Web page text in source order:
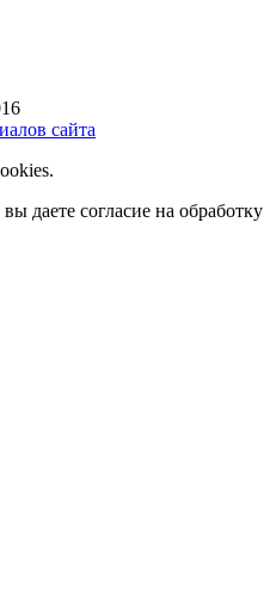
сайта
даете согласие на обработку